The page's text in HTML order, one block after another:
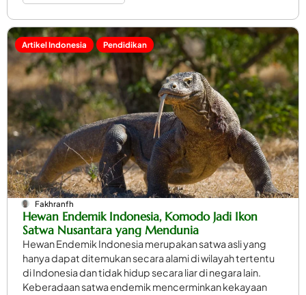
Artikel Indonesia Pendidikan
Fakhranfh
Hewan Endemik Indonesia, Komodo Jadi Ikon
Satwa Nusantara yang Mendunia
Hewan Endemik Indonesia merupakan satwa asli yang
hanya dapat ditemukan secara alami di wilayah tertentu
di Indonesia dan tidak hidup secara liar di negara lain.
Keberadaan satwa endemik mencerminkan kekayaan